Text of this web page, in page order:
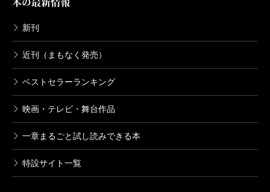
新刊
近刊（まもなく発売）
ベストセラーランキング
映画・テレビ・舞台作品
一章まるごと試し読みできる本
特設サイト一覧